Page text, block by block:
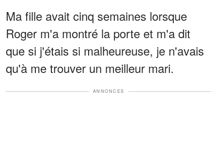
Ma fille avait cinq semaines lorsque
Roger m'a montré la porte et m'a dit
que si j'étais si malheureuse, je n'avais
qu'à me trouver un meilleur mari.
ANNONCES